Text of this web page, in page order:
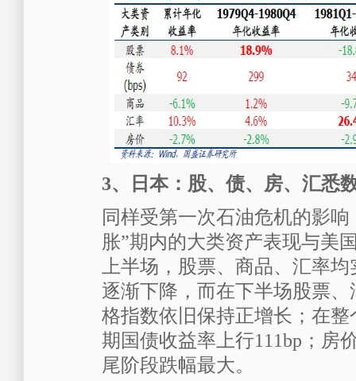
3、日本：股、债、房、汇悉
同样受第一次石油危机的影响
胀”期内的大类资产表现与美
上半场，股票、商品、汇率
逐渐下降，而在下半场股票
格指数依旧保持正增长；在
期国债收益率上行111bp；房
尾阶段跌幅最大。